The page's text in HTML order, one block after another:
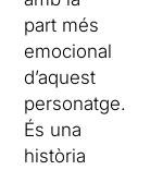
part més
emocional
d’aquest
personatge.
És una
història